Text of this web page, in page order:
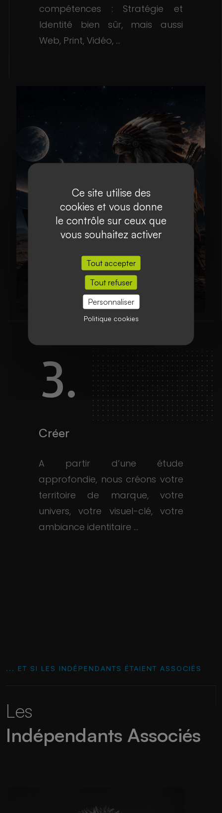
compétences : Stratégie et
Identité bien sûr, mais aussi
Web, Print, Vidéo, ...
3.
Créer
A partir d’une étude
approfondie, nous créons votre
territoire de marque, votre
univers, votre visuel-clé, votre
ambiance identitaire ...
... ET SI LES INDÉPENDANTS ÉTAIENT ASSOCIÉS
Les
Indépendants Associés
Ce site utilise des
cookies et vous donne
le contrôle sur ceux que
vous souhaitez activer
Tout accepter
Tout refuser
Personnaliser
Politique cookies